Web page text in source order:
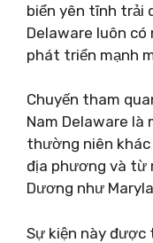
biển yên tĩnh trải
Delaware luôn
phát triển mạnh
Chuyến tham
Nam Delaware là
thường niên
địa phương và từ
Dương như
Sự kiện này được